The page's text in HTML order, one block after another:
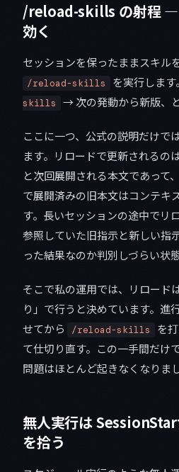
/reload-skills の射程 —
効く
セッションを保ったままスキル
/reload-skills を実行しま
skills
→ 次の発動から新版、
ここに一つ、公式の説明だけで
ます。リロードで更新されるの
と次回展開される本文であって
で展開済みの旧本文はコンテキ
す。長いセッションの途中でリ
参照していた旧指示と新しい指
った結果なのか判別しづらい状
そこで私の運用では、リロード
り」で行うと決めています。進
せてから
/reload-skills
を
て仕切り直す。この一手間だけ
問題はほとんど起きなくなりま
無人実行は
を拾う